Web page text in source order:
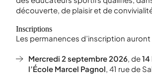
découverte, de plaisir et de
Inscriptions
Les permanences d’inscription auront
Mercredi 2 septembre 2026, de14
l’École Marcel Pagnol, 41 rue de